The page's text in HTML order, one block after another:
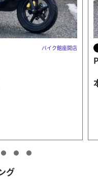
バイク館座間店
グ